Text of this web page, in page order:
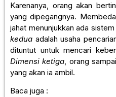
Karenanya, orang akan
yang dipegangnya.
jahat menunjukkan ada
kedua adalah usaha
dituntut untuk mencari
Dimensi ketiga, orang
yang akan ia ambil.
Baca juga :